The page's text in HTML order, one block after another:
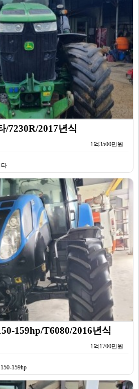
/7230R/2017년식
1억3500만원
타
159hp/T6080/2016년식
1억1700만원
159hp